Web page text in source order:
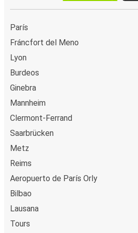
Macedo de Cavaleiros
Poitiers
Grenoble
París
Fráncfort del Meno
Lyon
Burdeos
Ginebra
Mannheim
Clermont-Ferrand
Saarbrücken
Metz
Reims
Aeropuerto de París Orly
Bilbao
Lausana
Tours